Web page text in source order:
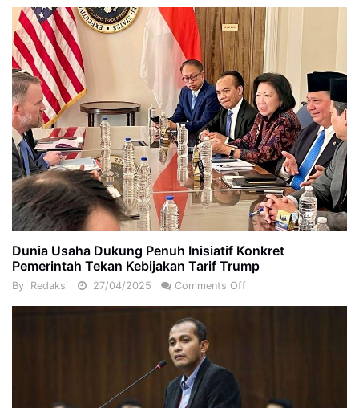
Dunia Usaha Dukung Penuh Inisiatif Konkret
Pemerintah Tekan Kebijakan Tarif Trump
By Redaksi 27/04/2025 Comments Off